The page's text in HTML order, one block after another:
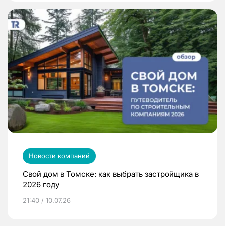
Новости компаний
Свой дом в Томске: как выбрать застройщика в
2026 году
21:40 / 10.07.26